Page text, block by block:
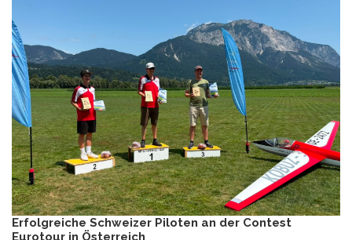
Erfolgreiche Schweizer Piloten an der Contest
Eurotour in Österreich